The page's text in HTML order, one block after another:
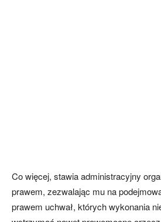
Co więcej, stawia administracyjny
prawem, zezwalając mu na
prawem uchwał, których wykonania